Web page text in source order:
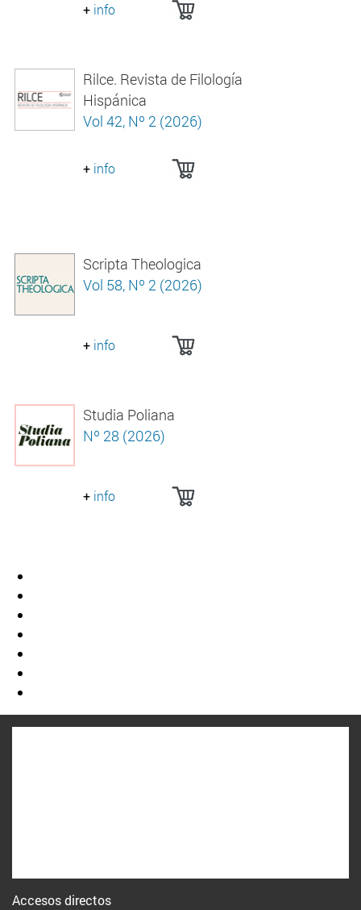
+ info
Rilce. Revista de Filología
Hispánica
Vol 42, Nº 2 (2026)
+ info
Scripta Theologica
Vol 58, Nº 2 (2026)
+ info
Studia Poliana
Nº 28 (2026)
+ info
Accesos directos